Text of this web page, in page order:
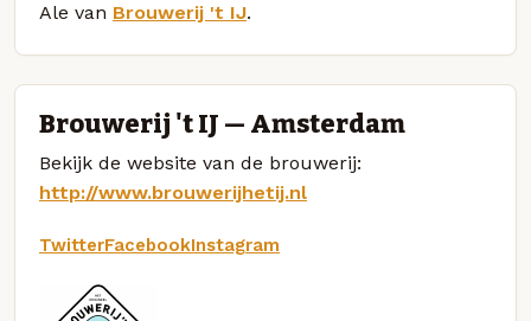
Ale van Brouwerij 't IJ.
Brouwerij 't IJ — Amsterdam
Bekijk de website van de brouwerij:
http://www.brouwerijhetij.nl
TwitterFacebookInstagram